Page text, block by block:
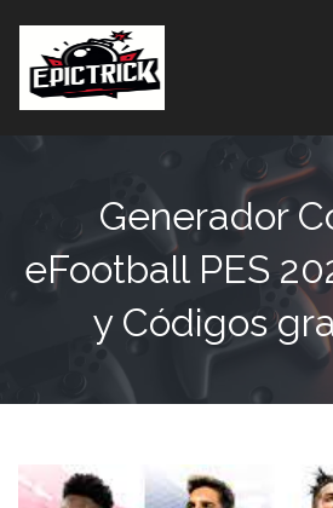
Generador
eFootball PES
y Códigos